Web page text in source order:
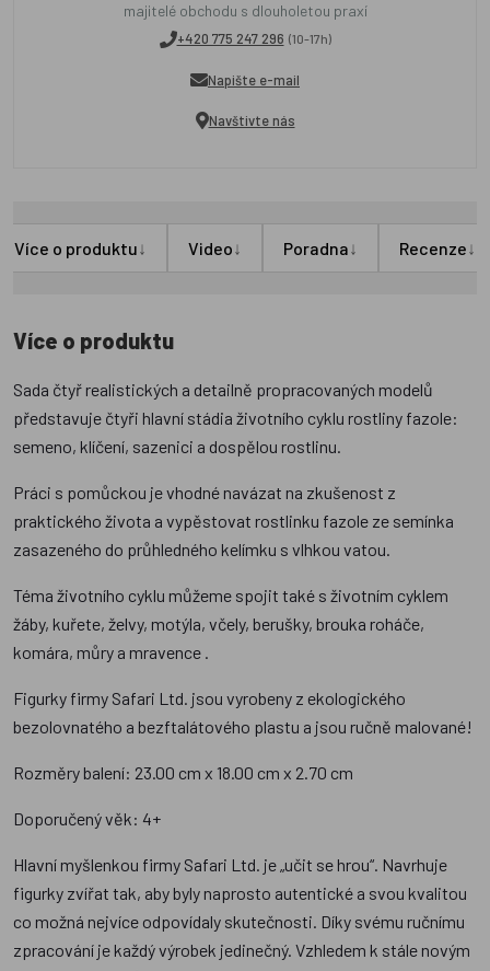
majitelé obchodu s dlouholetou praxí
+420 775 247 296 (10-17h)
Napište e-mail
Navštivte nás
Více o produktu↓ Video↓ Poradna↓ Recenze↓
Více o produktu
Sada čtyř realistických a detailně propracovaných modelů
představuje čtyři hlavní stádia životního cyklu rostliny fazole:
semeno, klíčení, sazenici a dospělou rostlinu.
Práci s pomůckou je vhodné navázat na zkušenost z
praktického života a vypěstovat rostlinku fazole ze semínka
zasazeného do průhledného kelímku s vlhkou vatou.
Téma životního cyklu můžeme spojit také s životním cyklem
žáby, kuřete, želvy, motýla, včely, berušky, brouka roháče,
komára, můry a mravence .
Figurky firmy Safari Ltd. jsou vyrobeny z ekologického
bezolovnatého a bezftalátového plastu a jsou ručně malované!
Rozměry balení: 23.00 cm x 18.00 cm x 2.70 cm
Doporučený věk: 4+
Hlavní myšlenkou firmy Safari Ltd. je „učit se hrou“. Navrhuje
figurky zvířat tak, aby byly naprosto autentické a svou kvalitou
co možná nejvíce odpovídaly skutečnosti. Díky svému ručnímu
zpracování je každý výrobek jedinečný. Vzhledem k stále novým